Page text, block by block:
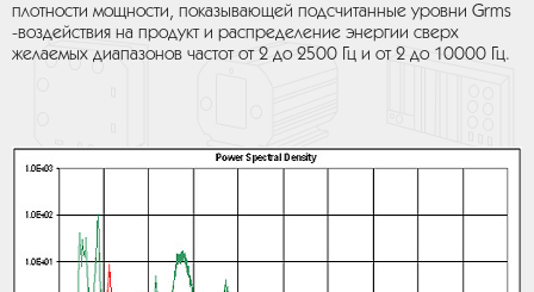
плотности мощности, показывающей подсчитанные уровни Grms
-воздействия на продукт и распределение энергии сверх
желаемых диапазонов частот от 2 до 2500 Гц и от 2 до 10000 Гц.